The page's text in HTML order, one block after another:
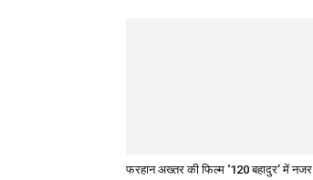
फरहान अख्तर की फिल्म ‘120 बहादुर’ में नजर